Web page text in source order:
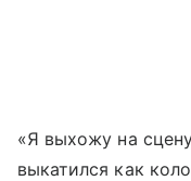
«Я выхожу на
выкатился как